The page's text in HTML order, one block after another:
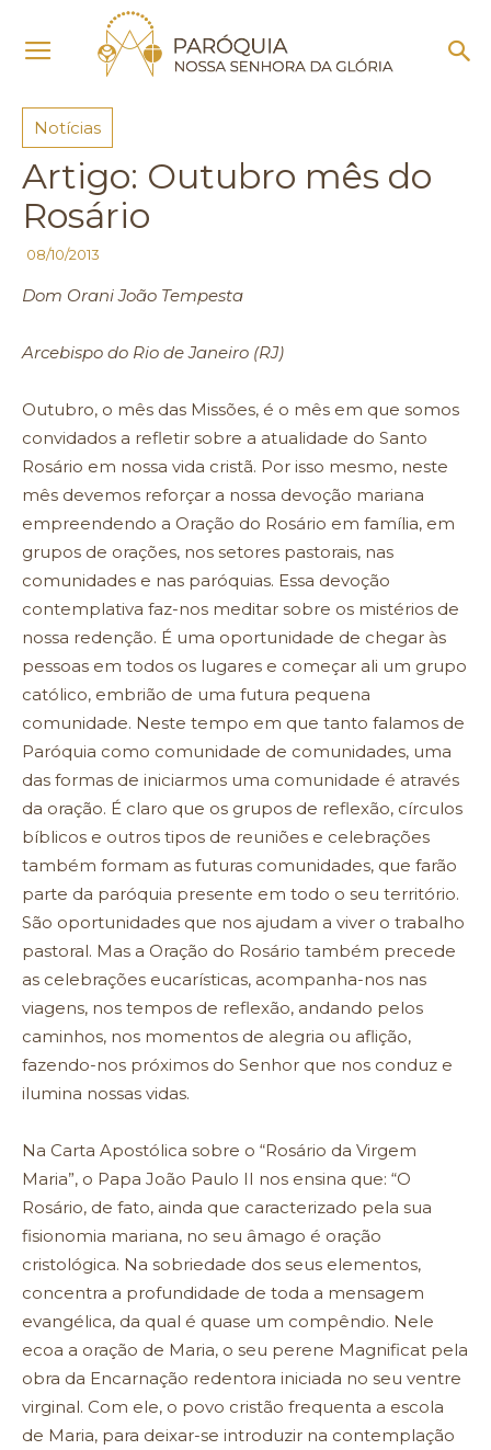
Notícias
Notícias
Artigo: Outubro mês do
Rosário
08/10/2013
Dom Orani João Tempesta
Arcebispo do Rio de Janeiro (RJ)
Outubro, o mês das Missões, é o mês em que somos
convidados a refletir sobre a atualidade do Santo
Rosário em nossa vida cristã. Por isso mesmo, neste
mês devemos reforçar a nossa devoção mariana
empreendendo a Oração do Rosário em família, em
grupos de orações, nos setores pastorais, nas
comunidades e nas paróquias. Essa devoção
contemplativa faz-nos meditar sobre os mistérios de
nossa redenção. É uma oportunidade de chegar às
pessoas em todos os lugares e começar ali um grupo
católico, embrião de uma futura pequena
comunidade. Neste tempo em que tanto falamos de
Paróquia como comunidade de comunidades, uma
das formas de iniciarmos uma comunidade é através
da oração. É claro que os grupos de reflexão, círculos
bíblicos e outros tipos de reuniões e celebrações
também formam as futuras comunidades, que farão
parte da paróquia presente em todo o seu território.
São oportunidades que nos ajudam a viver o trabalho
pastoral. Mas a Oração do Rosário também precede
as celebrações eucarísticas, acompanha-nos nas
viagens, nos tempos de reflexão, andando pelos
caminhos, nos momentos de alegria ou aflição,
fazendo-nos próximos do Senhor que nos conduz e
ilumina nossas vidas.
Na Carta Apostólica sobre o “Rosário da Virgem
Maria”, o Papa João Paulo II nos ensina que: “O
Rosário, de fato, ainda que caracterizado pela sua
fisionomia mariana, no seu âmago é oração
cristológica. Na sobriedade dos seus elementos,
concentra a profundidade de toda a mensagem
evangélica, da qual é quase um compêndio. Nele
ecoa a oração de Maria, o seu perene Magnificat pela
obra da Encarnação redentora iniciada no seu ventre
virginal. Com ele, o povo cristão frequenta a escola
de Maria, para deixar-se introduzir na contemplação